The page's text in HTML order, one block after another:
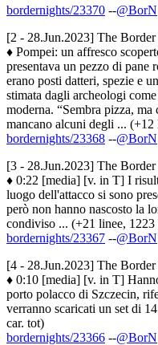
bordernights/23370 --@BorN
[2 - 28.Jun.2023] The Border
♦ Pompei: un affresco
presentava un pezzo di pane
erano posti datteri, spezie e
stimata dagli archeologi
moderna. “Sembra pizza,
mancano alcuni degli ... (+12
bordernights/23368 --@BorN
[3 - 28.Jun.2023] The Border
♦ 0:22 [media] [v. in T] I
luogo dell'attacco si sono
però non hanno nascosto la
condiviso ... (+21 linee, 1223
bordernights/23367 --@BorN
[4 - 28.Jun.2023] The Border
♦ 0:10 [media] [v. in T]
porto polacco di Szczecin,
verranno scaricati un set di
car. tot)
bordernights/23366 --@BorN